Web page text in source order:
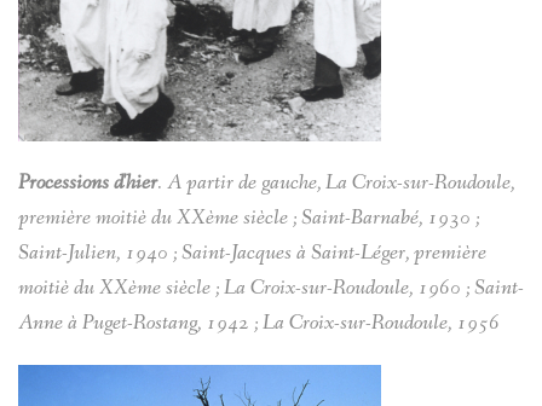
Processions d'hier. A partir de gauche, La Croix-sur-Roudoule,
première moitiè du XXème siècle ; Saint-Barnabé, 1930 ;
Saint-Julien, 1940 ; Saint-Jacques à Saint-Léger, première
moitiè du XXème siècle ; La Croix-sur-Roudoule, 1960 ; Saint-
Anne à Puget-Rostang, 1942 ; La Croix-sur-Roudoule, 1956